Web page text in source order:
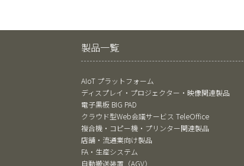
製品一覧
AIoT プラットフォーム
ディスプレイ・プロジェクター・映像関連製品
電子黒板 BIG PAD
クラウド型Web会議サービス TeleOffice
複合機・コピー機・プリンター関連製品
店舗・流通業向け製品
FA・生産システム
自動搬送装置（AGV）